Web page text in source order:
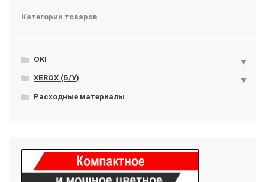
Категории товаров
OKI
XEROX (Б/У)
Расходные материалы